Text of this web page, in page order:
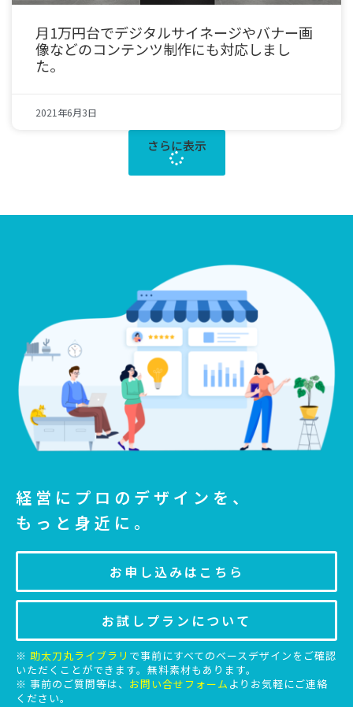
月1万円台でデジタルサイネージやバナー画
像などのコンテンツ制作にも対応しまし
た。
2021年6月3日
さらに表示
経営にプロのデザインを、
もっと身近に。
お申し込みはこちら
お試しプランについて
※ 助太刀丸ライブラリ で事前にすべてのベースデザインをご確認
いただくことができます。無料素材もあります。
※ 事前のご質問等は、 お問い合せフォーム よりお気軽にご連絡
ください。